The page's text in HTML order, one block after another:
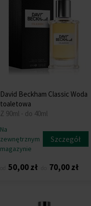
David Beckham Classic Woda
toaletowa
Z 90ml - do 40ml
Na
zewnętrznym
magazynie
Szczegół
50,00 zł 70,00 zł